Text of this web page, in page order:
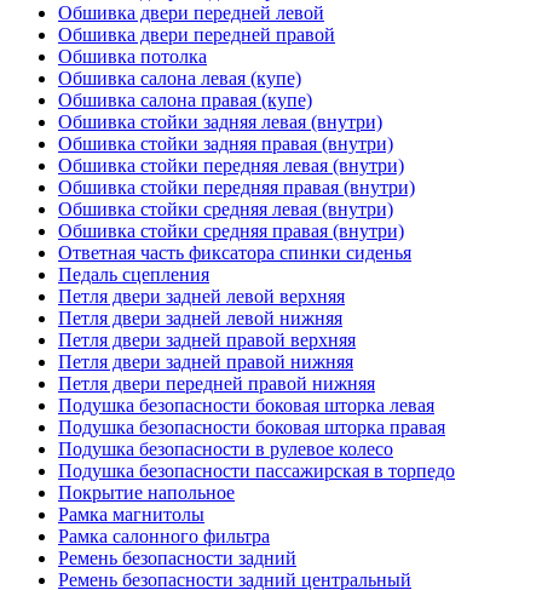
Обшивка двери передней левой
Обшивка двери передней правой
Обшивка потолка
Обшивка салона левая (купе)
Обшивка салона правая (купе)
Обшивка стойки задняя левая (внутри)
Обшивка стойки задняя правая (внутри)
Обшивка стойки передняя левая (внутри)
Обшивка стойки передняя правая (внутри)
Обшивка стойки средняя левая (внутри)
Обшивка стойки средняя правая (внутри)
Ответная часть фиксатора спинки сиденья
Педаль сцепления
Петля двери задней левой верхняя
Петля двери задней левой нижняя
Петля двери задней правой верхняя
Петля двери задней правой нижняя
Петля двери передней правой нижняя
Подушка безопасности боковая шторка левая
Подушка безопасности боковая шторка правая
Подушка безопасности в рулевое колесо
Подушка безопасности пассажирская в торпедо
Покрытие напольное
Рамка магнитолы
Рамка салонного фильтра
Ремень безопасности задний
Ремень безопасности задний центральный